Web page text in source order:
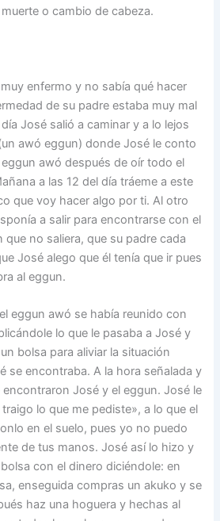
o cambio de cabeza.
enfermo y no sabía qué hacer
de su padre estaba muy mal
José salió a caminar y a lo lejos
awó eggun) donde José le conto
awó después de oír todo el
a las 12 del día tráeme a este
que voy hacer algo por ti. Al otro
a salir para encontrarse con el
no saliera, que su padre cada
José alego que él tenía que ir pues
al eggun.
eggun awó se había reunido con
lo que le pasaba a José y
bolsa para aliviar la situación
se encontraba. A la hora señalada y
José y el eggun. José le
lo que me pediste», a lo que el
en el suelo, pues yo no puedo
de tus manos. José así lo hizo y
con el dinero diciéndole: en
enseguida compras un akuko y se
haz una hoguera y hechas al